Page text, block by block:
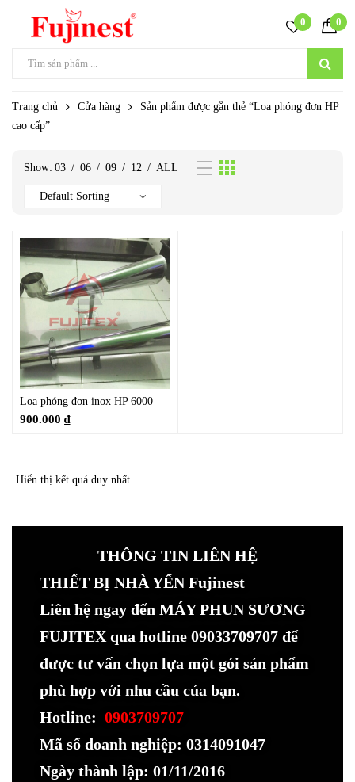
0 0
Trang chủ Cửa hàng
Sản phẩm được gắn thẻ “Loa phóng đơn HP
cao cấp”
Show: 03 / 06 / 09 / 12 / ALL
Loa phóng đơn inox HP 6000
900.000 ₫
Hiển thị kết quả duy nhất
THÔNG TIN LIÊN HỆ
THIẾT BỊ NHÀ YẾN Fujinest
Liên hệ ngay đến MÁY PHUN SƯƠNG
FUJITEX qua hotline 09033709707 để
được tư vấn chọn lựa một gói sản phẩm
phù hợp với nhu cầu của bạn.
Hotline: 0903709707
Mã số doanh nghiệp: 0314091047
Ngày thành lập: 01/11/2016